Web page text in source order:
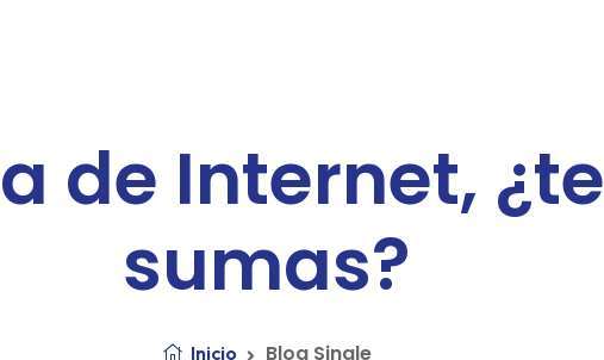
de Internet, ¿te
sumas?
Inicio Blog Single